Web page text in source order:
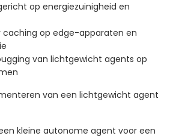
op energiezuinigheid en
caching op edge-apparaten en
van lichtgewicht agents op
van een lichtgewicht agent
kleine autonome agent voor een